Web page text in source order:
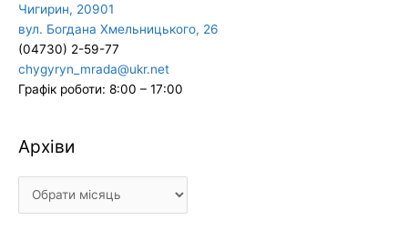
Чигирин, 20901
вул. Богдана Хмельницького, 26
(04730) 2-59-77
chygyryn_mrada@ukr.net
Графік роботи: 8:00 – 17:00
Архіви
Архіви